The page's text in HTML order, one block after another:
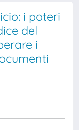
i poteri
del
i